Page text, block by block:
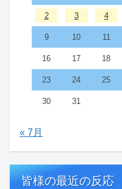
2 3 4
9 10 11
16 17 18
23 24 25
30 31
« 7月
皆様の最近の反応